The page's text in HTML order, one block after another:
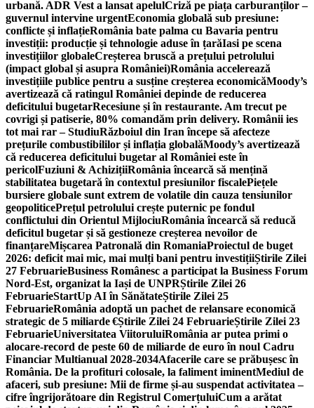
urbană. ADR Vest a lansat apelulCriză pe piața carburanților –
guvernul intervine urgentEconomia globală sub presiune:
conflicte și inflațieRomânia bate palma cu Bavaria pentru
investiții: producție și tehnologie aduse în țarăIasi pe scena
investițiilor globaleCreșterea bruscă a prețului petrolului
(impact global și asupra României)România accelerează
investițiile publice pentru a susține creșterea economicăMoody’s
avertizează că ratingul României depinde de reducerea
deficitului bugetarRecesiune și în restaurante. Am trecut pe
covrigi și patiserie, 80% comandăm prin delivery. Românii ies
tot mai rar – StudiuRăzboiul din Iran începe să afecteze
prețurile combustibililor și inflația globalăMoody’s avertizează
că reducerea deficitului bugetar al României este în
pericolFuziuni & AchizițiiRomânia încearcă să mențină
stabilitatea bugetară în contextul presiunilor fiscalePiețele
bursiere globale sunt extrem de volatile din cauza tensiunilor
geopoliticePrețul petrolului crește puternic pe fondul
conflictului din Orientul MijlociuRomânia încearcă să reducă
deficitul bugetar și să gestioneze creșterea nevoilor de
finanțareMișcarea Patronală din RomaniaProiectul de buget
2026: deficit mai mic, mai mulți bani pentru investițiiȘtirile Zilei
27 FebruarieBusiness Românesc a participat la Business Forum
Nord-Est, organizat la Iași de UNPRȘtirile Zilei 26
FebruarieStartUp AI în SănătateȘtirile Zilei 25
FebruarieRomânia adoptă un pachet de relansare economică
strategic de 5 miliarde €Știrile Zilei 24 FebruarieȘtirile Zilei 23
FebruarieUniversitatea ViitoruluiRomânia ar putea primi o
alocare-record de peste 60 de miliarde de euro în noul Cadru
Financiar Multianual 2028-2034Afacerile care se prăbușesc în
România. De la profituri colosale, la faliment iminentMediul de
afaceri, sub presiune: Mii de firme și-au suspendat activitatea –
cifre îngrijorătoare din Registrul ComerțuluiCum a arătat